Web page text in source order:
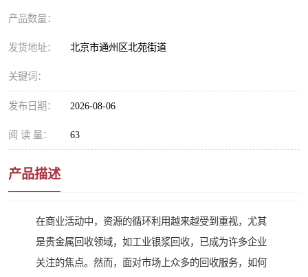
产品数量：
发货地址： 北京市通州区北苑街道
关键词：
发布日期： 2026-08-06
阅 读 量： 63
产品描述
在商业活动中，资源的循环利用越来越受到重视，尤其
是贵金属回收领域，如工业银浆回收，已成为许多企业
关注的焦点。然而，面对市场上众多的回收服务，如何